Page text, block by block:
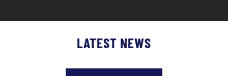
LATEST NEWS